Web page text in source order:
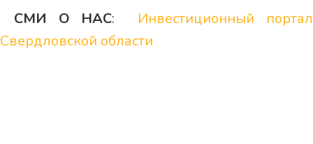
СМИ О НАС: Инвестиционный портал
Свердловской области